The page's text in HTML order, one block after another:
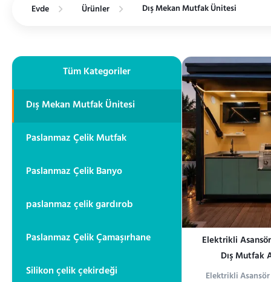
Evde Ürünler Dış Mekan Mutfak Ünitesi
Tüm Kategoriler
Dış Mekan Mutfak Ünitesi
Paslanmaz Çelik Mutfak
Paslanmaz Çelik Banyo
paslanmaz çelik gardırob
Paslanmaz Çelik Çamaşırhane
Silikon çelik çekirdeği
Elektrikli
Dış Mutfak
Elektrikli Asansör